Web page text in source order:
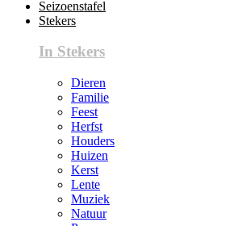
Seizoenstafel
Stekers
In Stekers
Dieren
Familie
Feest
Herfst
Houders
Huizen
Kerst
Lente
Muziek
Natuur